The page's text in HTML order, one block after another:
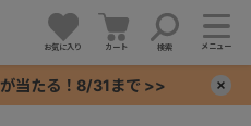
お気に入り カート 検索 メニュー
当たる！8/31まで >>